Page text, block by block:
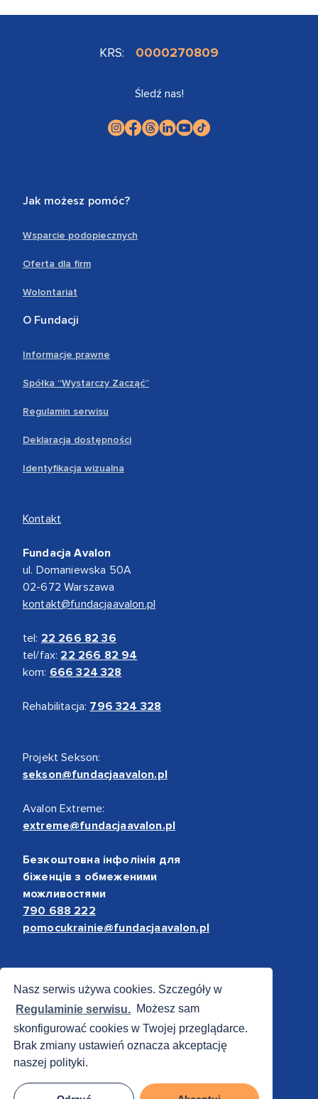
Nasz serwis używa cookies. Szczegóły w
Regulaminie serwisu. Możesz sam
skonfigurować cookies w Twojej przeglądarce.
Brak zmiany ustawień oznacza akceptację
naszej polityki.
KRS: 0000270809
Śledź nas!
Jak możesz pomóc?
Wsparcie podopiecznych
Oferta dla firm
Wolontariat
O Fundacji
Informacje prawne
Spółka “Wystarczy Zacząć”
Regulamin serwisu
Deklaracja dostępności
Identyfikacja wizualna
Kontakt
Fundacja Avalon
ul. Domaniewska 50A
02-672 Warszawa
kontakt@fundacjaavalon.pl
tel: 22 266 82 36
tel/fax: 22 266 82 94
kom: 666 324 328
Rehabilitacja: 796 324 328
Projekt Sekson:
sekson@fundacjaavalon.pl
Avalon Extreme:
extreme@fundacjaavalon.pl
Безкоштовна інфолінія для
біженців з обмеженими
можливостями
790 688 222
pomocukrainie@fundacjaavalon.pl
Bezpieczne płatności